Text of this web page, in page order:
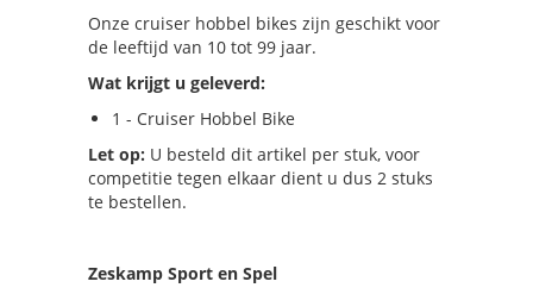
Onze cruiser hobbel bikes zijn geschikt voor
de leeftijd van 10 tot 99 jaar.
Wat krijgt u geleverd:
1 - Cruiser Hobbel Bike
Let op: U besteld dit artikel per stuk, voor
competitie tegen elkaar dient u dus 2 stuks
te bestellen.
Zeskamp Sport en Spel